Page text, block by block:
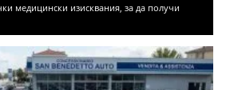
медицински изисквания, за да получи